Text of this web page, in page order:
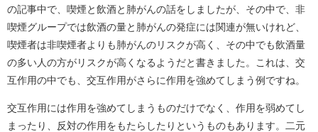
の記事中で、喫煙と飲酒と肺がんの話をしましたが、その中で、非
喫煙グループでは飲酒の量と肺がんの発症には関連が無いけれど、
喫煙者は非喫煙者よりも肺がんのリスクが高く、その中でも飲酒量
の多い人の方がリスクが高くなるようだと書きました。これは、交
互作用の中でも、交互作用がさらに作用を強めてしまう例ですね。
交互作用には作用を強めてしまうものだけでなく、作用を弱めてし
まったり、反対の作用をもたらしたりというものもあります。二元